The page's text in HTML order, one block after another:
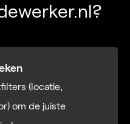
(locatie,
om de juiste